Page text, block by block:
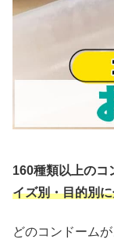
160種類以上のコ
イズ別・目的別
どのコンドーム